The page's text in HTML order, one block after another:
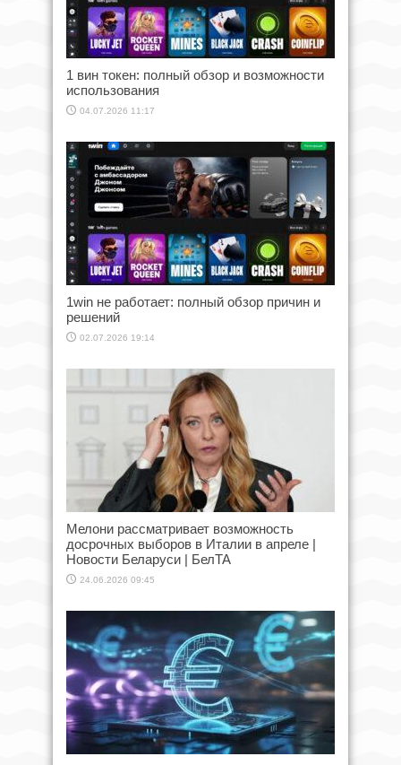
1 вин токен: полный обзор и возможности
использования
04.07.2026 11:17
1win не работает: полный обзор причин и
решений
02.07.2026 19:14
Мелони рассматривает возможность
досрочных выборов в Италии в апреле |
Новости Беларуси | БелТА
24.06.2026 09:45